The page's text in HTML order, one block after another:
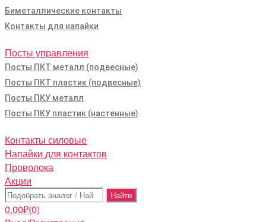
Биметаллические контакты
Контакты для напайки
Посты управления
Посты ПКТ металл (подвесные)
Посты ПКТ пластик (подвесные)
Посты ПКУ металл
Посты ПКУ пластик (настенные)
Контакты силовые
Напайки для контактов
Проволока
Акции
Поиск:
0,00₽(0)